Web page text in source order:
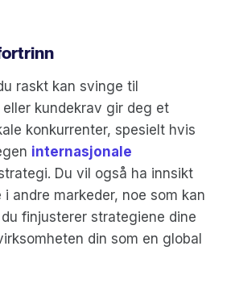
raskt kan svinge til
kundekrav gir deg et
konkurrenter, spesielt hvis
internasjonale
Du vil også ha innsikt
andre markeder, noe som kan
finjusterer strategiene dine
din som en global